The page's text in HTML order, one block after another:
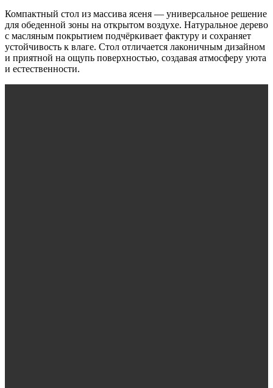
Компактный стол из массива ясеня — универсальное решение
для обеденной зоны на открытом воздухе. Натуральное дерево
с масляным покрытием подчёркивает фактуру и сохраняет
устойчивость к влаге. Стол отличается лаконичным дизайном
и приятной на ощупь поверхностью, создавая атмосферу уюта
и естественности.